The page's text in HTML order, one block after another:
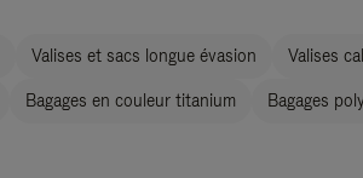
Valises et sacs longue évasion Valises
Bagages en couleur titanium Bagages